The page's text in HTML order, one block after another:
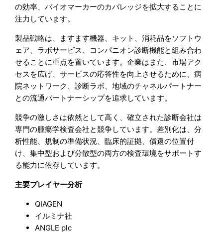
の効率、バイオマーカーのカバレッジを拡大することに
注力しています。
製品戦略は、ますます機器、キット、消耗品をソフトウ
ェア、ラボサービス、コンパニオン診断機能と組み合わ
せることに重点を置いています。企業はまた、市場アク
セスを広げ、サービスの応答性を向上させるために、病
院ネットワーク、診断ラボ、地域のチャネルパートナー
との流通パートナーシップを追求しています。
競争の激しさは依然として高く、確立された診断会社は
専門の腫瘍学検査会社と競争しています。差別化は、分
析性能、規制の準備状況、臨床的証拠、償還の位置付
け、集中型および分散型の両方の検査環境をサポートす
る能力に依存しています。
主要プレイヤー分析
QIAGEN
イルミナ社
ANGLE plc